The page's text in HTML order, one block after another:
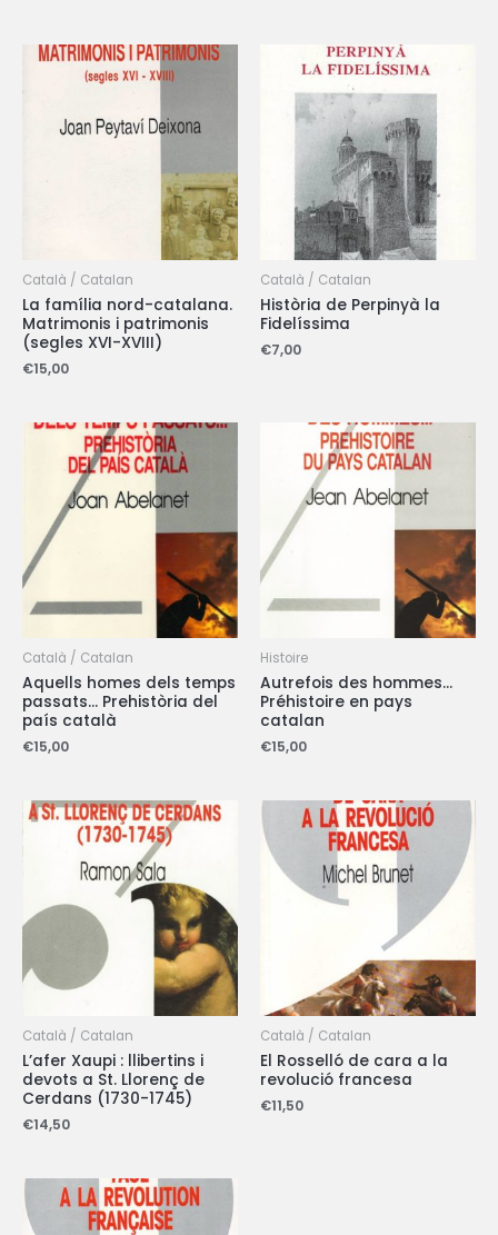
Català / Catalan
La família nord-catalana.
Matrimonis i patrimonis
(segles XVI-XVIII)
€15,00
Català / Catalan
Història de Perpinyà la
Fidelíssima
€7,00
Català / Catalan
Aquells homes dels temps
passats… Prehistòria del
país català
€15,00
Histoire
Autrefois des hommes…
Préhistoire en pays
catalan
€15,00
Català / Catalan
L’afer Xaupi : llibertins i
devots a St. Llorenç de
Cerdans (1730-1745)
€14,50
Català / Catalan
El Rosselló de cara a la
revolució francesa
€11,50